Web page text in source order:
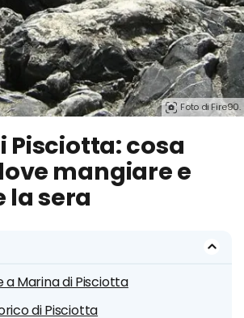
Foto di Fire90.
Pisciotta: cosa
mangiare e
la sera
a Marina di Pisciotta
di Pisciotta